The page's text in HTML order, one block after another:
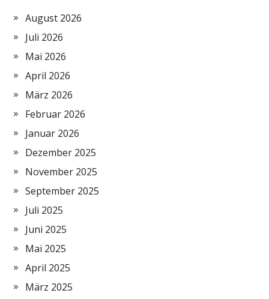
August 2026
Juli 2026
Mai 2026
April 2026
März 2026
Februar 2026
Januar 2026
Dezember 2025
November 2025
September 2025
Juli 2025
Juni 2025
Mai 2025
April 2025
März 2025